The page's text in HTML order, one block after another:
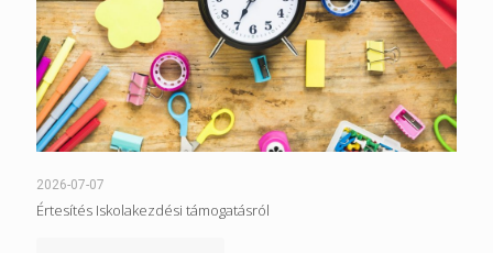
2026-07-07
Értesítés Iskolakezdési támogatásról